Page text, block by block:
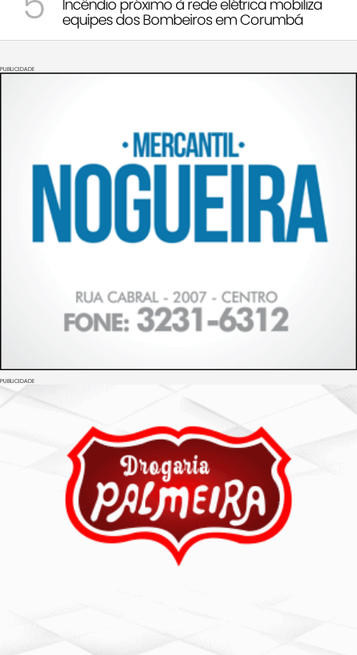
Incêndio próximo à rede elétrica mobiliza
equipes dos Bombeiros em Corumbá
PUBLICIDADE
PUBLICIDADE